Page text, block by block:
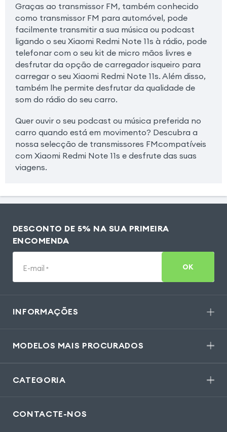
Graças ao transmissor FM, também conhecido
como transmissor FM para automóvel, pode
facilmente transmitir a sua música ou podcast
ligando o seu Xiaomi Redmi Note 11s à rádio, pode
telefonar com o seu kit de micro mãos livres e
desfrutar da opção de carregador isqueiro para
carregar o seu Xiaomi Redmi Note 11s. Além disso,
também lhe permite desfrutar da qualidade de
som do rádio do seu carro.
Quer ouvir o seu podcast ou música preferida no
carro quando está em movimento? Descubra a
nossa selecção de transmissores FMcompatíveis
com Xiaomi Redmi Note 11s e desfrute das suas
viagens.
DESCONTO DE 5% NA SUA PRIMEIRA
ENCOMENDA
E-mail * OK
INFORMAÇÕES
MODELOS MAIS PROCURADOS
CATEGORIA
CONTACTE-NOS